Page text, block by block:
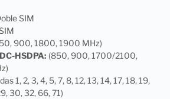
SIM
900, 1800, 1900 MHz)
HSDPA: (850, 900, 1700/2100,
1, 2, 3, 4, 5, 7, 8, 12, 13, 14, 17, 18, 19,
30, 32, 66, 71)